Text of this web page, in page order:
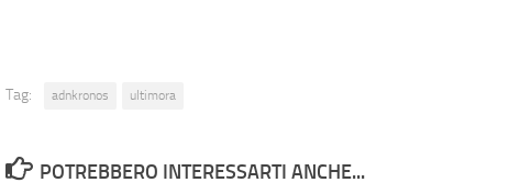
Tag: adnkronos ultimora
POTREBBERO INTERESSARTI ANCHE...